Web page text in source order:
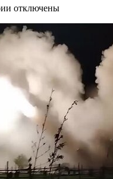
отключены